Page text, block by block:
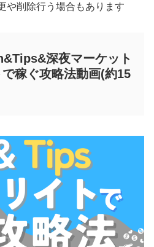
や削除行う場合もあります
深夜マーケット
稼ぐ攻略法動画(約15